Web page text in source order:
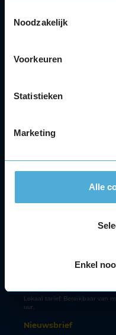
Noodzakelijk
Voorkeuren
Statistieken
Marketing
Alle
Enkel
Autoservice
Onderhoud
Accu
Distributieriem
Alle autoservices
Klantenservice
Lokaal tarief. Bereikbaar van
uur.
Nieuwsbrief